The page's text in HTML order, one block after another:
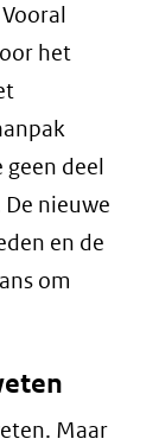
het
geen deel
nieuwe
en de
om
Maar